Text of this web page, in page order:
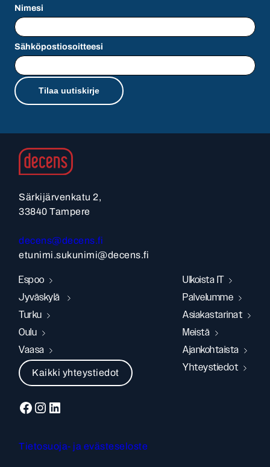
Nimesi
Sähköpostiosoitteesi
Särkijärvenkatu 2,
33840 Tampere
decens@decens.fi
etunimi.sukunimi@decens.fi
Espoo
Jyväskylä
Turku
Oulu
Vaasa
Kaikki yhteystiedot
Ulkoista IT
Palvelumme
Asiakastarinat
Meistä
Ajankohtaista
Yhteystiedot
Facebook
Instagram
LinkedIn
Tietosuoja- ja evästeseloste